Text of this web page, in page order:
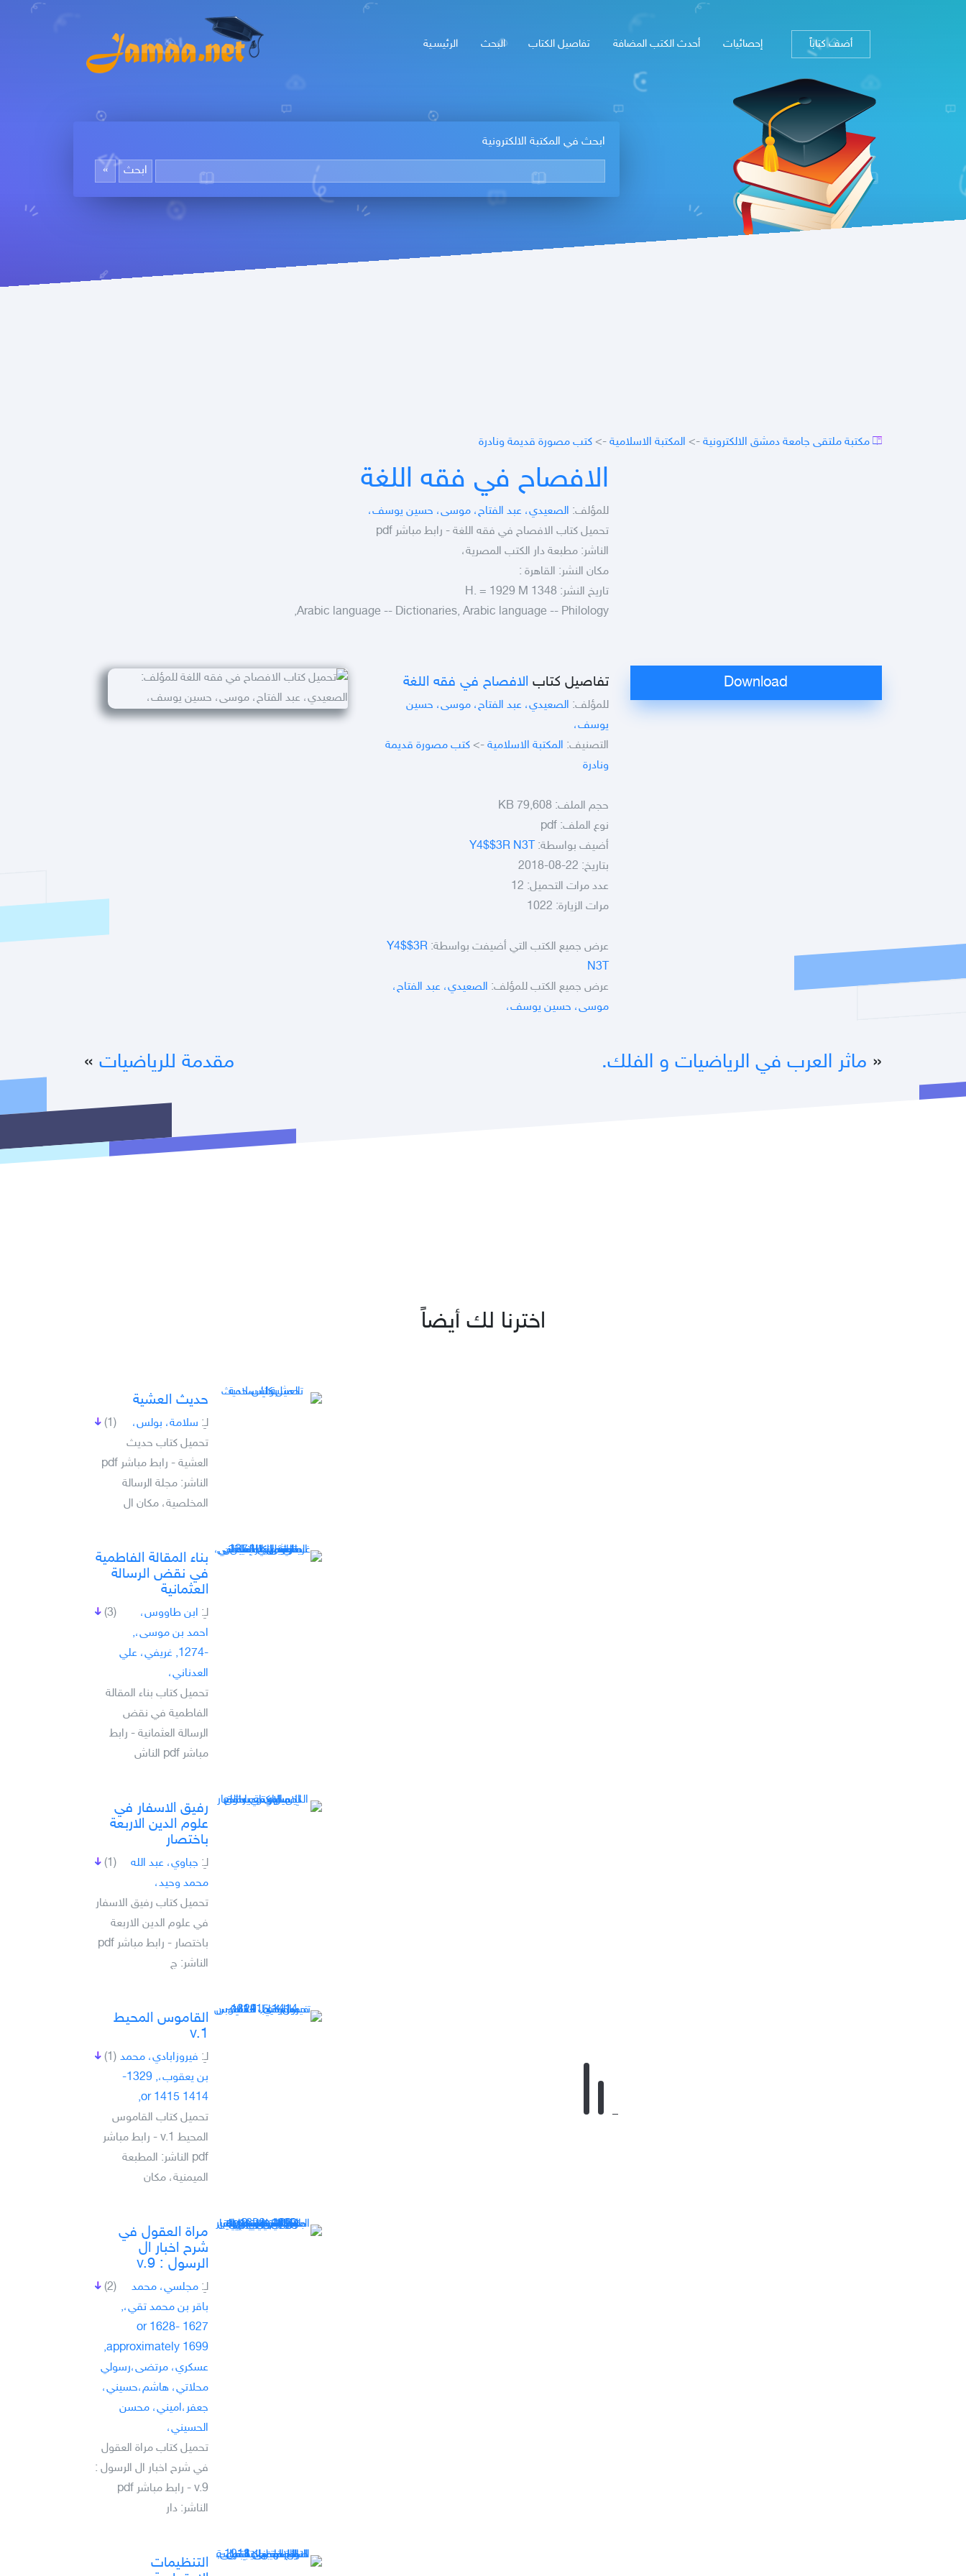
الرئيسـية البحث تفاصيل الكتاب أحدث الكتب المضافة إحصائيات أضف كتاباً
ابحث في المكتبة الالكترونية
مكتبة ملتقى جامعة دمشق الالكترونية -> المكتبة الاسلامية -> كتب مصورة قديمة ونادرة
الافصاح في فقه اللغة
للمؤلف: الصعيدي، عبد الفتاح، موسى، حسين يوسف،
تحميل كتاب الافصاح في فقه اللغة - رابط مباشر pdf
الناشر: مطبعة دار الكتب المصرية،
مكان النشر: القاهرة :
تاريخ النشر: 1348 H. = 1929 M
Arabic language -- Dictionaries, Arabic language -- Philology,
تفاصيل كتاب الافصاح في فقه اللغة
للمؤلف: الصعيدي، عبد الفتاح، موسى، حسين
يوسف،
التصنيف: المكتبة الاسلامية -> كتب مصورة قديمة
ونادرة
حجم الملف: 79,608 KB
نوع الملف: pdf
أضيف بواسطة: Y4$$3R N3T
بتاريخ: 22-08-2018
عدد مرات التحميل: 12
مرات الزيارة: 1022
عرض جميع الكتب التي أضيفت بواسطة: Y4$$3R
N3T
عرض جميع الكتب للمؤلف: الصعيدي، عبد الفتاح،
موسى، حسين يوسف،
« ماثر العرب في الرياضيات و الفلك. مقدمة للرياضيات »
اخترنا لك أيضاً
حديث العشية
(1) لـِ: سلامة، بولس،
تحميل كتاب حديث
العشية - رابط مباشر pdf
الناشر: مجلة الرسالة
المخلصية، مكان ال
بناء المقالة الفاطمية
في نقض الرسالة
العثمانية
(3) لـِ: ابن طاووس،
احمد بن موسى،,
-1274, غريفي، علي
العدناني،
تحميل كتاب بناء المقالة
الفاطمية في نقض
الرسالة العثمانية - رابط
مباشر pdf الناش
رفيق الاسفار في
علوم الدين الاربعة
باختصار
(1) لـِ: جباوي، عبد الله
محمد وحيد،
تحميل كتاب رفيق الاسفار
في علوم الدين الاربعة
باختصار - رابط مباشر pdf
الناشر: ج
القاموس المحيط
v.1
(1) لـِ: فيروزابادي، محمد
بن يعقوب،, 1329-
1414 or 1415,
تحميل كتاب القاموس
المحيط v.1 - رابط مباشر
pdf الناشر: المطبعة
الميمنية، مكان
مراة العقول في
شرح اخبار ال
الرسول : v.9
(2) لـِ: مجلسي، محمد
باقر بن محمد تقي،,
1627 or 1628-
approximately 1699,
عسكري، مرتضى،رسولي
محلاتي، هاشم،حسيني،
جعفر،اميني، محسن
الحسيني،
تحميل كتاب مراة العقول
في شرح اخبار ال الرسول :
v.9 - رابط مباشر pdf
الناشر: دار
التنظيمات